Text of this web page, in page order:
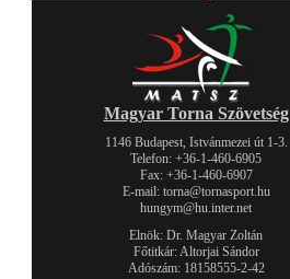
Magyar Torna Szövetség
1146 Budapest, Istvánmezei út 1-3.
Telefon: +36-1-460-6905
Fax: +36-1-460-6907
E-mail: torna@tornasport.hu
hungym@hu.inter.net
Elnök: Dr. Magyar Zoltán
Főtitkár: Altorjai Sándor
Adószám: 18158555-2-42